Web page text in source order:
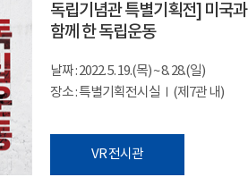
독립기념관 특별기획전] 미국과
함께 한 독립운동
날짜 : 2022. 5. 19.(목) ~ 8. 28.(일)
장소 : 특별기획전시실Ⅰ(제7관 내)
VR 전시관